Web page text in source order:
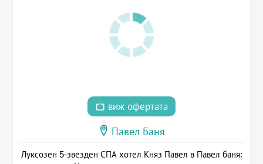
виж офертата
Павел Баня
Луксозен 5-звезден СПА хотел Княз Павел в Павел баня: